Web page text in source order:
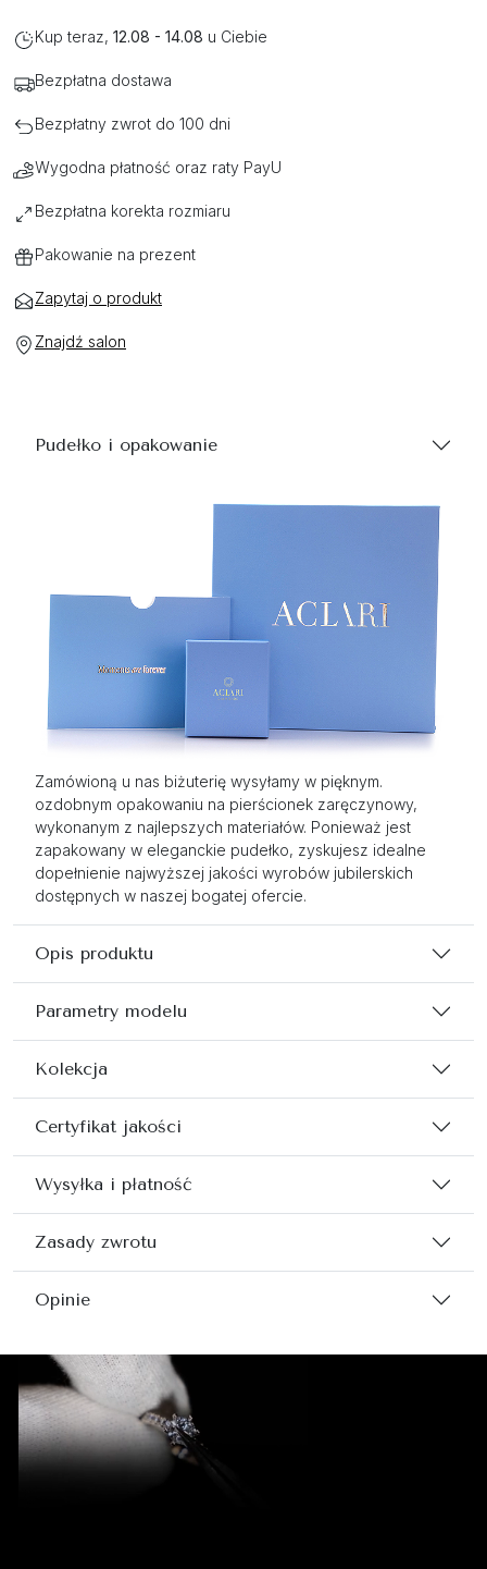
Kup teraz, 12.08 - 14.08 u Ciebie
Bezpłatna dostawa
Bezpłatny zwrot do 100 dni
Wygodna płatność oraz raty PayU
Bezpłatna korekta rozmiaru
Pakowanie na prezent
Zapytaj o produkt
Znajdź salon
Pudełko i opakowanie
Zamówioną u nas biżuterię wysyłamy w pięknym.
ozdobnym opakowaniu na pierścionek zaręczynowy,
wykonanym z najlepszych materiałów. Ponieważ jest
zapakowany w eleganckie pudełko, zyskujesz idealne
dopełnienie najwyższej jakości wyrobów jubilerskich
dostępnych w naszej bogatej ofercie.
Opis produktu
Parametry modelu
Kolekcja
Certyfikat jakości
Wysyłka i płatność
Zasady zwrotu
Opinie